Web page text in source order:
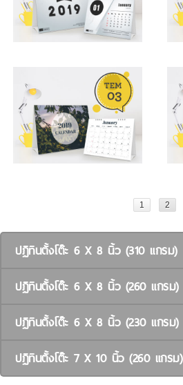
1 2
ปฏิทินตั้งโต๊ะ 6 X 8 นิ้ว (310 แกรม)
ปฏิทินตั้งโต๊ะ 6 X 8 นิ้ว (260 แกรม)
ปฏิทินตั้งโต๊ะ 6 X 8 นิ้ว (230 แกรม)
ปฏิทินตั้งโต๊ะ 7 X 10 นิ้ว (260 แกรม)